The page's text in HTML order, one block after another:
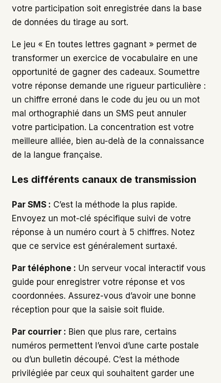
votre participation soit enregistrée dans la base
de données du tirage au sort.
Le jeu « En toutes lettres gagnant » permet de
transformer un exercice de vocabulaire en une
opportunité de gagner des cadeaux. Soumettre
votre réponse demande une rigueur particulière :
un chiffre erroné dans le code du jeu ou un mot
mal orthographié dans un SMS peut annuler
votre participation. La concentration est votre
meilleure alliée, bien au-delà de la connaissance
de la langue française.
Les différents canaux de transmission
Par SMS : C’est la méthode la plus rapide.
Envoyez un mot-clé spécifique suivi de votre
réponse à un numéro court à 5 chiffres. Notez
que ce service est généralement surtaxé.
Par téléphone : Un serveur vocal interactif vous
guide pour enregistrer votre réponse et vos
coordonnées. Assurez-vous d’avoir une bonne
réception pour que la saisie soit fluide.
Par courrier : Bien que plus rare, certains
numéros permettent l’envoi d’une carte postale
ou d’un bulletin découpé. C’est la méthode
privilégiée par ceux qui souhaitent garder une